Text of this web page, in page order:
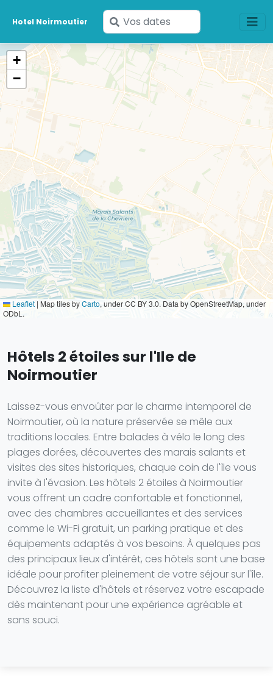
Hotel Noirmoutier
Saisissez
vos
dates
+
−
Leaflet | Map tiles byCarto, under CC BY 3.0. Data by OpenStreetMap, under
ODbL.
Hôtels 2 étoiles sur l'Ile de
Noirmoutier
Laissez-vous envoûter par le charme intemporel de
Noirmoutier, où la nature préservée se mêle aux
traditions locales. Entre balades à vélo le long des
plages dorées, découvertes des marais salants et
visites des sites historiques, chaque coin de l'île vous
invite à l'évasion. Les hôtels 2 étoiles à Noirmoutier
vous offrent un cadre confortable et fonctionnel,
avec des chambres accueillantes et des services
comme le Wi-Fi gratuit, un parking pratique et des
équipements adaptés à vos besoins. À quelques pas
des principaux lieux d'intérêt, ces hôtels sont une base
idéale pour profiter pleinement de votre séjour sur l'île.
Découvrez la liste d'hôtels et réservez votre escapade
dès maintenant pour une expérience agréable et
sans souci.